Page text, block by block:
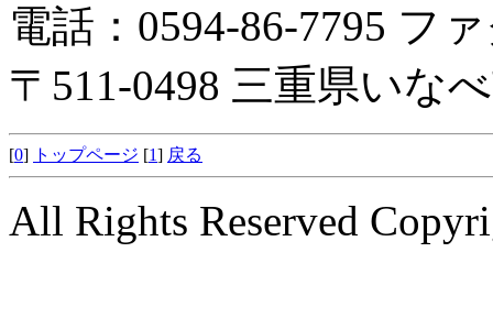
電話：0594-86-7795 フ
〒511-0498 三重県いな
[0] トップページ [1] 戻る
All Rights Reserved